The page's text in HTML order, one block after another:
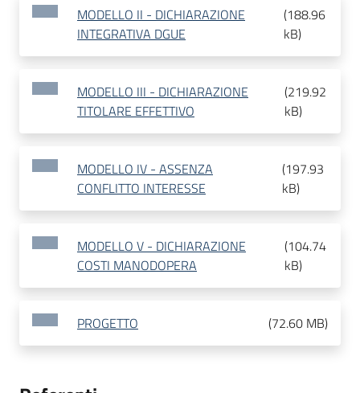
MODELLO II - DICHIARAZIONE
INTEGRATIVA DGUE
(188.96
kB)
MODELLO III - DICHIARAZIONE
TITOLARE EFFETTIVO
(219.92
kB)
MODELLO IV - ASSENZA
CONFLITTO INTERESSE
(197.93
kB)
MODELLO V - DICHIARAZIONE
COSTI MANODOPERA
(104.74
kB)
PROGETTO (72.60 MB)